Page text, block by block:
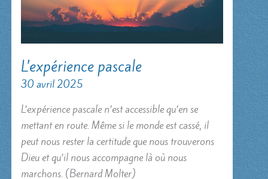
L’expérience pascale
30 avril 2025
L’expérience pascale n’est accessible qu’en se
mettant en route. Même si le monde est cassé, il
peut nous rester la certitude que nous trouverons
Dieu et qu’il nous accompagne là où nous
marchons. (Bernard Molter)